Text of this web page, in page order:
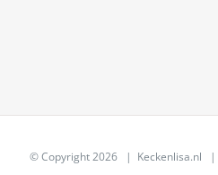
© Copyright2026 | Keckenlisa.nl |